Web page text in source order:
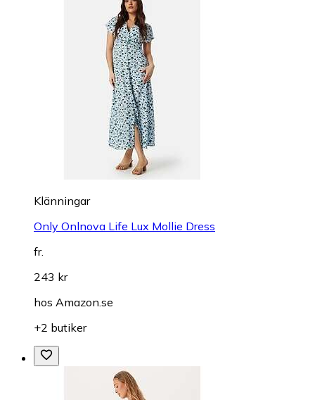
Klänningar
Only Onlnova Life Lux Mollie Dress
fr.
243 kr
hos Amazon.se
+2 butiker